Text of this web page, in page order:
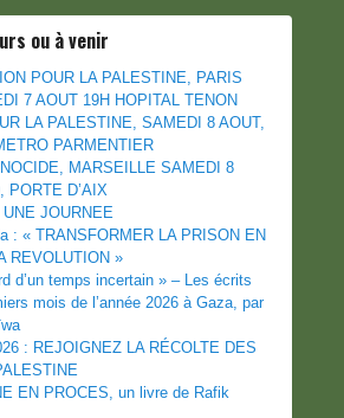
ou à venir
POUR LA PALESTINE, PARIS
7 AOUT 19H HOPITAL TENON
LA PALESTINE, SAMEDI 8 AOUT,
PARMENTIER
MARSEILLE SAMEDI 8
PORTE D’AIX
JOURNEE
: « TRANSFORMER LA PRISON EN
REVOLUTION »
d’un temps incertain » – Les écrits
mois de l’année 2026 à Gaza, par
: REJOIGNEZ LA RÉCOLTE DES
EN PROCES, un livre de Rafik